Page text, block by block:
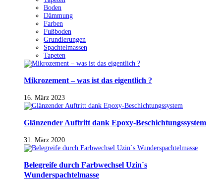
Boden
Dämmung
Farben
Fußboden
Grundierungen
Spachtelmassen
Tapeten
Mikrozement – was ist das eigentlich ?
16. März 2023
Glänzender Auftritt dank Epoxy-Beschichtungssystem
31. März 2020
Belegreife durch Farbwechsel Uzin`s
Wunderspachtelmasse